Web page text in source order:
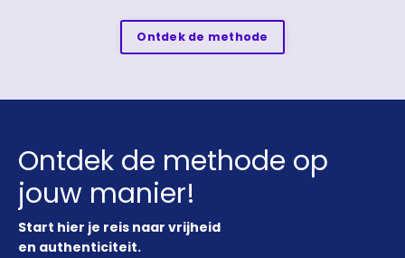
Ontdek de methode
Ontdek de methode op
jouw manier!
Start hier je reis naar vrijheid
en authenticiteit.